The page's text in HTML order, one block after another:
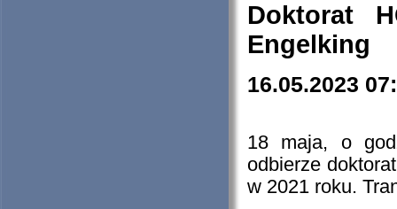
Doktorat
Engelking
16.05.2023
18 maja, o
odbierze
w 2021 roku.